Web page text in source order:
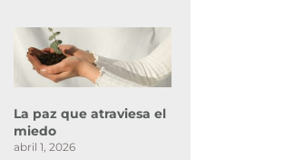
La paz que atraviesa el
miedo
abril 1, 2026